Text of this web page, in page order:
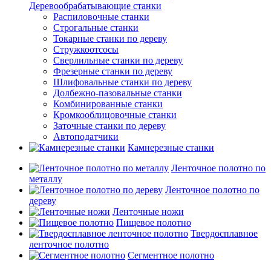
Деревообрабатывающие станки
Распиловочные станки
Строгальные станки
Токарные станки по дереву
Стружкоотсосы
Сверлильные станки по дереву
Фрезерные станки по дереву
Шлифовальные станки по дереву
Долбежно-пазовальные станки
Комбинированные станки
Кромкооблицовочные станки
Заточные станки по дереву
Автоподатчики
Камнерезные станки
Ленточное полотно по
металлу
Ленточное полотно по
дереву
Ленточные ножи
Пищевое полотно
Твердосплавное
ленточное полотно
Сегментное полотно